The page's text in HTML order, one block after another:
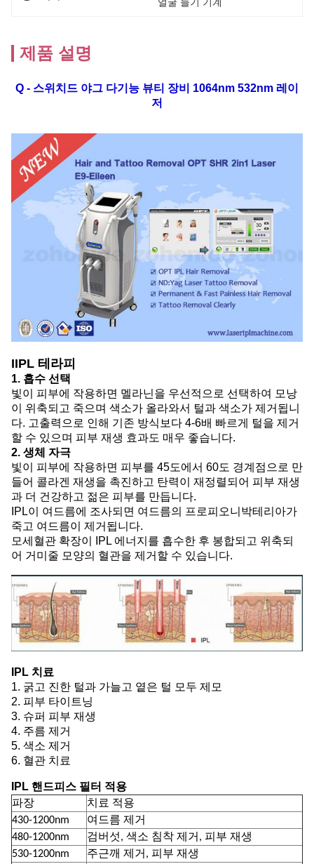
제품 설명
Q - 스위치드 야그 다기능 뷰티 장비 1064nm 532nm 레이
저
IIPL 테라피
1. 흡수 선택
빛이 피부에 작용하면 멜라닌을 우선적으로 선택하여 모낭
이 위축되고 죽으며 색소가 올라와서 털과 색소가 제거됩니
다. 고출력으로 인해 기존 방식보다 4-6배 빠르게 털을 제거
할 수 있으며 피부 재생 효과도 매우 좋습니다.
2. 생체 자극
빛이 피부에 작용하면 피부를 45도에서 60도 경계점으로 만
들어 콜라겐 재생을 촉진하고 탄력이 재정렬되어 피부 재생
과 더 건강하고 젊은 피부를 만듭니다.
IPL이 여드름에 조사되면 여드름의 프로피오니박테리아가
죽고 여드름이 제거됩니다.
모세혈관 확장이 IPL 에너지를 흡수한 후 봉합되고 위축되
어 거미줄 모양의 혈관을 제거할 수 있습니다.
IPL 치료
1. 굵고 진한 털과 가늘고 옅은 털 모두 제모
2. 피부 타이트닝
3. 슈퍼 피부 재생
4. 주름 제거
5. 색소 제거
6. 혈관 치료
IPL 핸드피스 필터 적용
파장
치료 적용
430-1200nm
여드름 제거
480-1200nm
검버섯, 색소 침착 제거, 피부 재생
530-1200nm
주근깨 제거, 피부 재생